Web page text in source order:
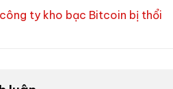
ty kho bạc Bitcoin bị thổi